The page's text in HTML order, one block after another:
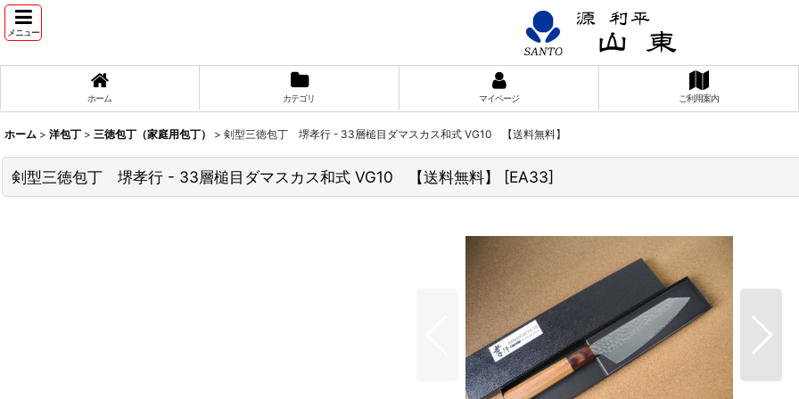
メニュー
ホーム カテゴリ マイページ ご利用案内
ホーム > 洋包丁 > 三徳包丁（家庭用包丁） > 剣型三徳包丁 堺孝行 - 33層槌目ダマスカス和式 VG10 【送料無料】
剣型三徳包丁 堺孝行 - 33層槌目ダマスカス和式 VG10 【送料無料】 [EA33]